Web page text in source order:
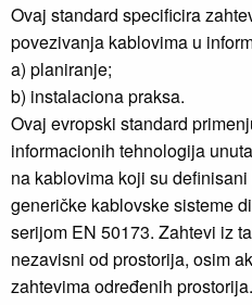
Ovaj standard specificira
povezivanja kablovima u
a) planiranje;
b) instalaciona praksa.
Ovaj evropski standard
informacionih tehnologija
na kablovima koji su
generičke kablovske sisteme
serijom EN 50173. Zahtevi iz
nezavisni od prostorija, osim
zahtevima određenih prostorija.